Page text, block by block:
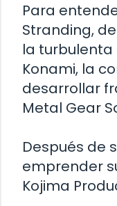
Para
Stranding,
la turbulenta
Konami, la
desarrollar
Metal Gear
Después de
emprender
Kojima